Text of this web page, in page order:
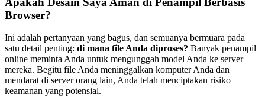
Browser?
Ini adalah pertanyaan yang bagus, dan semuanya bermuara pada
satu detail penting: di mana file Anda diproses? Banyak penampil
online meminta Anda untuk mengunggah model Anda ke server
mereka. Begitu file Anda meninggalkan komputer Anda dan
mendarat di server orang lain, Anda telah menciptakan risiko
keamanan yang potensial.